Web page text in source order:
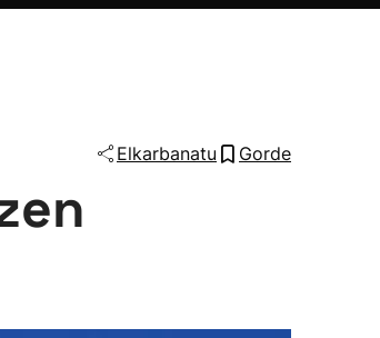
Elkarbanatu Gorde